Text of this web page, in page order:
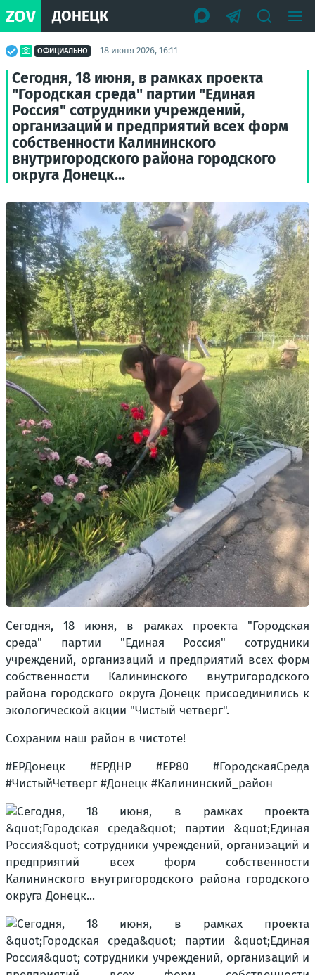
ZOV ДОНЕЦК
ОФИЦИАЛЬНО 18 июня 2026, 16:11
Сегодня, 18 июня, в рамках проекта
"Городская среда" партии "Единая
Россия" сотрудники учреждений,
организаций и предприятий всех форм
собственности Калининского
внутригородского района городского
округа Донецк...
Сегодня, 18 июня, в рамках проекта "Городская
среда" партии "Единая Россия" сотрудники
учреждений, организаций и предприятий всех форм
собственности Калининского внутригородского
района городского округа Донецк присоединились к
экологической акции "Чистый четверг".
Сохраним наш район в чистоте!
#ЕРДонецк #ЕРДНР #ЕР80 #ГородскаяСреда
#ЧистыйЧетверг #Донецк #Калининский_район